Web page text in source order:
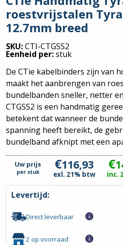
roestvrijstalen
12.7mm breed
SKU:CTI-CTGSS2
Eenheid per:stuk
De CTie kabelbinders zijn van
maakt het aanbrengen van
bundelbanden sneller, netter
CTGSS2 is een handmatig
betekent dat wanneer de
spanning heeft bereikt, de
bundelband afknipt met een
Uw prijs
per stuk €116,93
exl. 21% btw
€
inc.
Levertijd:
Direct leverbaar
2 op voorraad